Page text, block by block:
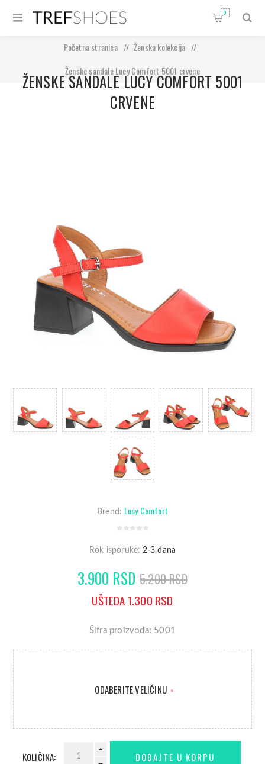
0
Početna stranica / Ženska kolekcija
/
Ženske sandale Lucy Comfort 5001 crvene
ŽENSKE SANDALE LUCY COMFORT 5001
CRVENE
Brend: Lucy Comfort
Rok isporuke: 2-3 dana
3.900 RSD 5.200 RSD
UŠTEDA 1.300 RSD
Šifra proizvoda: 5001
ODABERITE VELIČINU *
KOLIČINA: